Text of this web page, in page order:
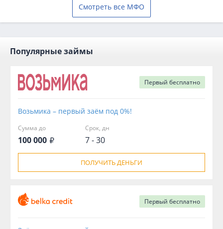
Смотреть все МФО
Популярные займы
Первый бесплатно
Возьмика – первый заём под 0%!
Сумма до
100 000
Срок, дн
7 - 30
ПОЛУЧИТЬ ДЕНЬГИ
Первый бесплатно